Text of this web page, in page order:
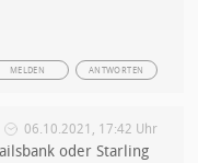
ANTWORTEN
MELDEN
06.10.2021, 17:42 Uhr
oder Starling